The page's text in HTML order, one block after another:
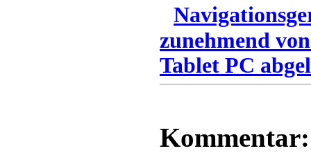
zunehmend
Tablet PC
Kommentar: